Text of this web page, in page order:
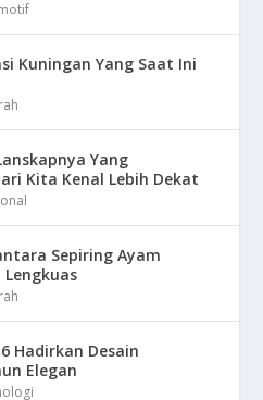
Kuningan Yang Saat Ini
Yang
Kita Kenal Lebih Dekat
Sepiring Ayam
Lengkuas
Hadirkan Desain
Elegan